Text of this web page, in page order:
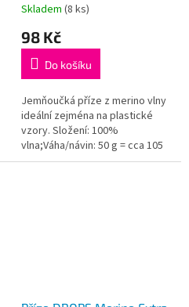
Skladem (8 ks)
98 Kč
Do košíku
Jemňoučká příze z merino vlny
ideální zejména na plastické
vzory. Složení: 100%
vlna;Váha/návin: 50 g = cca 105
metrů;Doporučená síla jehlic: 4